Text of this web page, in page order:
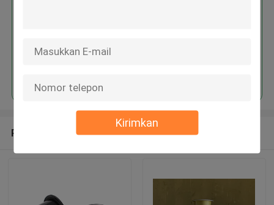
Kirimkan
Rekomendasi Produk